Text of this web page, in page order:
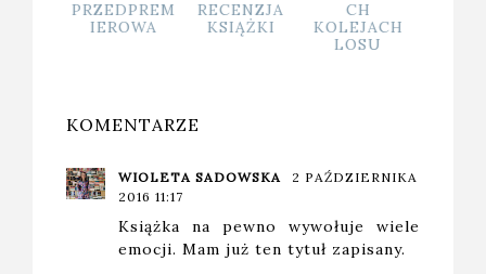
RECENZJA
KSIĄŻKI
CH
KOLEJACH
ZIEMI CZY
W GŁĄB
SIEBIE?
KOMENTARZE
WIOLETA SADOWSKA
2 PAŹDZIERNIKA
2016 11:17
Książka na pewno wywołuje wiele
emocji. Mam już ten tytuł zapisany.